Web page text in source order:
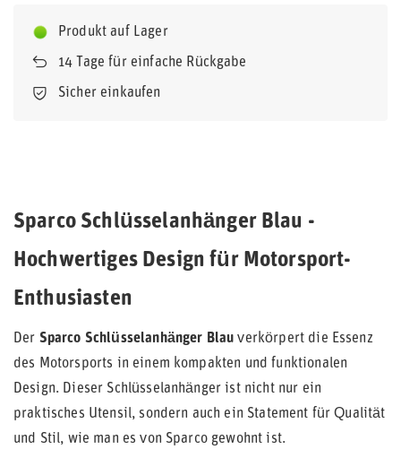
Produkt auf Lager
14 Tage für einfache Rückgabe
Sicher einkaufen
Sparco Schlüsselanhänger Blau -
Hochwertiges Design für Motorsport-
Enthusiasten
Der Sparco Schlüsselanhänger Blau verkörpert die Essenz
des Motorsports in einem kompakten und funktionalen
Design. Dieser Schlüsselanhänger ist nicht nur ein
praktisches Utensil, sondern auch ein Statement für Qualität
und Stil, wie man es von Sparco gewohnt ist.